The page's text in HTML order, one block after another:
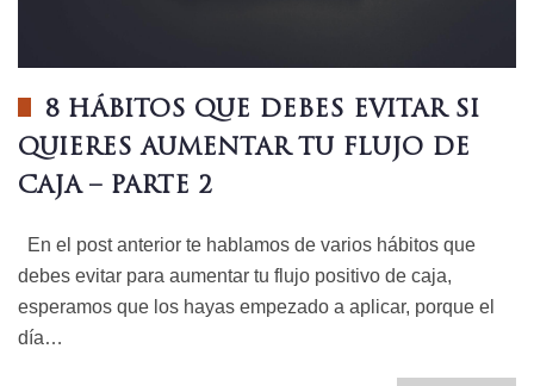
8 HÁBITOS QUE DEBES EVITAR SI
QUIERES AUMENTAR TU FLUJO DE
CAJA – PARTE 2
En el post anterior te hablamos de varios hábitos que
debes evitar para aumentar tu flujo positivo de caja,
esperamos que los hayas empezado a aplicar, porque el
día…